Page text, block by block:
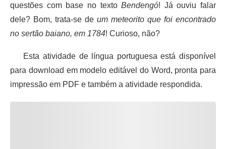
questões com base no textoBendengó! Já ouviu falar
dele? Bom, trata-se de um meteorito que foi encontrado
no sertão baiano, em 1784! Curioso, não?
Esta atividade de língua portuguesa está disponível
para download em modelo editável do Word, pronta para
impressão em PDF e também a atividade respondida.